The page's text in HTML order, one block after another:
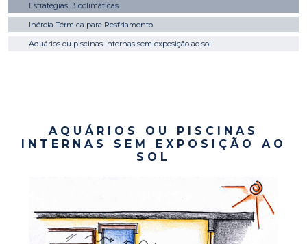
Estratégias Bioclimáticas
Inércia Térmica para Resfriamento
Aquários ou piscinas internas sem exposição ao sol
AQUÁRIOS OU PISCINAS
INTERNAS SEM EXPOSIÇÃO AO
SOL